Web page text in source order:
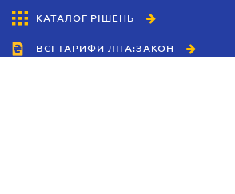
КАТАЛОГ РІШЕНЬ
ВСІ ТАРИФИ ЛІГА:ЗАКОН